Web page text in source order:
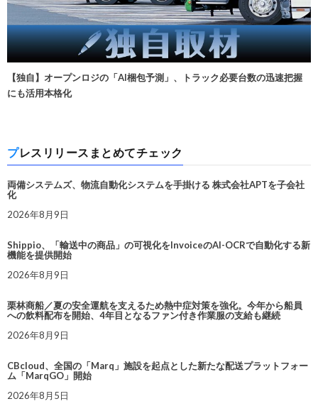
【独自】オープンロジの「AI梱包予測」、トラック必要台数の迅速把握
にも活用本格化
プレスリリースまとめてチェック
両備システムズ、物流自動化システムを手掛ける 株式会社APTを子会社
化
2026年8月9日
Shippio、「輸送中の商品」の可視化をInvoiceのAI-OCRで自動化する新
機能を提供開始
2026年8月9日
栗林商船／夏の安全運航を支えるため熱中症対策を強化。今年から船員
への飲料配布を開始、4年目となるファン付き作業服の支給も継続
2026年8月9日
CBcloud、全国の「Marq」施設を起点とした新たな配送プラットフォー
ム「MarqGO」開始
2026年8月5日